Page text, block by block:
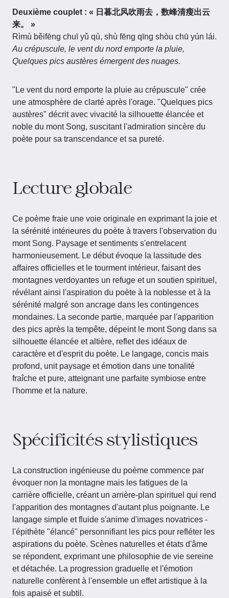
Deuxième couplet : « 日暮北风吹雨去，数峰清瘦出云
来。 »
Rìmù běifēng chuī yǔ qù, shù fēng qīng shòu chū yún lái.
Au crépuscule, le vent du nord emporte la pluie,
Quelques pics austères émergent des nuages.
"Le vent du nord emporte la pluie au crépuscule" crée
une atmosphère de clarté après l'orage. "Quelques pics
austères" décrit avec vivacité la silhouette élancée et
noble du mont Song, suscitant l'admiration sincère du
poète pour sa transcendance et sa pureté.
Lecture globale
Ce poème fraie une voie originale en exprimant la joie et
la sérénité intérieures du poète à travers l'observation du
mont Song. Paysage et sentiments s'entrelacent
harmonieusement. Le début évoque la lassitude des
affaires officielles et le tourment intérieur, faisant des
montagnes verdoyantes un refuge et un soutien spirituel,
révélant ainsi l'aspiration du poète à la noblesse et à la
sérénité malgré son ancrage dans les contingences
mondaines. La seconde partie, marquée par l'apparition
des pics après la tempête, dépeint le mont Song dans sa
silhouette élancée et altière, reflet des idéaux de
caractère et d'esprit du poète. Le langage, concis mais
profond, unit paysage et émotion dans une tonalité
fraîche et pure, atteignant une parfaite symbiose entre
l'homme et la nature.
Spécificités stylistiques
La construction ingénieuse du poème commence par
évoquer non la montagne mais les fatigues de la
carrière officielle, créant un arrière-plan spirituel qui rend
l'apparition des montagnes d'autant plus poignante. Le
langage simple et fluide s'anime d'images novatrices -
l'épithète "élancé" personnifiant les pics pour refléter les
aspirations du poète. Scènes naturelles et états d'âme
se répondent, exprimant une philosophie de vie sereine
et détachée. La progression graduelle et l'émotion
naturelle confèrent à l'ensemble un effet artistique à la
fois apaisé et subtil.